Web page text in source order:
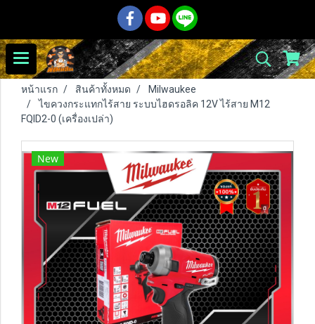
หน้าแรก สินค้าทั้งหมด
Milwaukee
ไขควงกระแทกไร้สาย ระบบไฮดรอลิค 12V ไร้สาย M12
FQID2-0 (เครื่องเปล่า)
New